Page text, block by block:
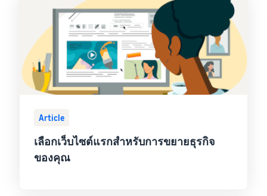
Article
เลือกเว็บไซต์แรกสำหรับการขยายธุรกิจ
ของคุณ